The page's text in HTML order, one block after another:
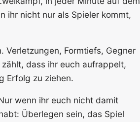
ihr nicht nur als Spieler kommt,
Verletzungen, Formtiefs, Gegner
dass ihr euch aufrappelt,
Erfolg zu ziehen.
wenn ihr euch nicht damit
Überlegen sein, das Spiel